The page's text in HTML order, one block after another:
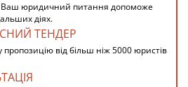
Ваш юридичний питання допоможе
діях.
ТЕНДЕР
пропозицію від більш ніж 5000 юристів